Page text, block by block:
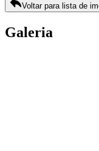
Voltar para lista de
Galeria